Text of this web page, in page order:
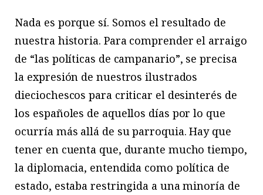
Nada es porque sí. Somos el resultado de
nuestra historia. Para comprender el arraigo
de “las políticas de campanario”, se precisa
la expresión de nuestros ilustrados
dieciochescos para criticar el desinterés de
los españoles de aquellos días por lo que
ocurría más allá de su parroquia. Hay que
tener en cuenta que, durante mucho tiempo,
la diplomacia, entendida como política de
estado, estaba restringida a una minoría de